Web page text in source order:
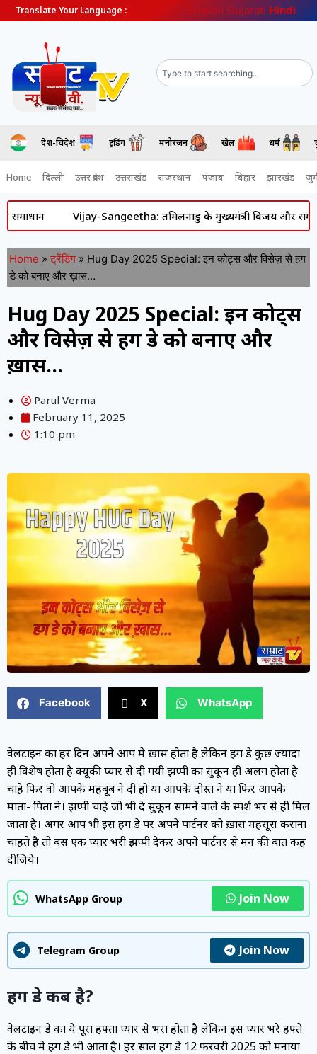
Translate Your Language : English Gujarati Hindi
देश-विदेश ट्रेंडिंग मनोरंजन खेल धर्म
Home दिल्ली उत्तर प्रदेश उत्तराखंड राजस्थान पंजाब बिहार झारखंड
तमिलनाडु के मुख्यमंत्री विजय और संगीता के रिश्ते में आया नया मोड़,
Home » ट्रेंडिंग » Hug Day 2025 Special: इन कोट्स और विसेज़ से हग
डे को बनाए और ख़ास…
Hug Day 2025 Special: इन कोट्स
और विसेज़ से हग डे को बनाए और
ख़ास…
Parul Verma
February 11, 2025
1:10 pm
Facebook X WhatsApp
वेलेंटाइन का हर दिन अपने आप मे ख़ास होता है लेकिन हग डे कुछ ज्यादा
ही विशेष होता है क्यूकी प्यार से दी गयी झप्पी का सुकून ही अलग होता है
चाहे फिर वो आपके महबूब ने दी हो या आपके दोस्त ने या फिर आपके
माता- पिता ने। झप्पी चाहे जो भी दे सुकून सामने वाले के स्पर्श भर से ही मिल
जाता है। अगर आप भी इस हग डे पर अपने पार्टनर को ख़ास महसूस कराना
चाहते है तो बस एक प्यार भरी झप्पी देकर अपने पार्टनर से मन की बात कह
दीजिये।
WhatsApp Group Join Now
Telegram Group Join Now
हग डे कब है?
वेलेंटाइन डे का ये पूरा हफ्ता प्यार से भरा होता है लेकिन इस प्यार भरे हफ्ते
के बीच मे हग डे भी आता है। हर साल हग डे 12 फरवरी 2025 को मनाया